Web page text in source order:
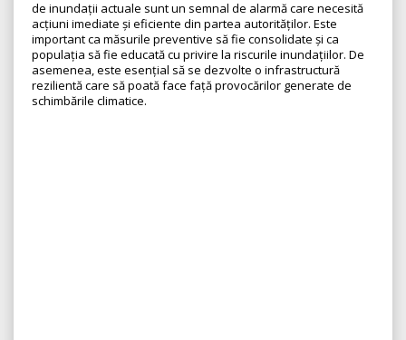
de inundații actuale sunt un semnal de alarmă care necesită
acțiuni imediate și eficiente din partea autorităților. Este
important ca măsurile preventive să fie consolidate și ca
populația să fie educată cu privire la riscurile inundațiilor. De
asemenea, este esențial să se dezvolte o infrastructură
rezilientă care să poată face față provocărilor generate de
schimbările climatice.